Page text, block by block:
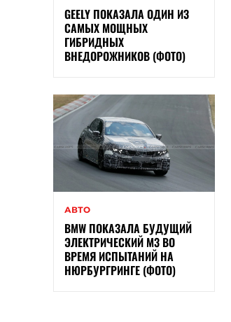
GEELY ПОКАЗАЛА ОДИН ИЗ
САМЫХ МОЩНЫХ
ГИБРИДНЫХ
ВНЕДОРОЖНИКОВ (ФОТО)
АВТО
BMW ПОКАЗАЛА БУДУЩИЙ
ЭЛЕКТРИЧЕСКИЙ M3 ВО
ВРЕМЯ ИСПЫТАНИЙ НА
НЮРБУРГРИНГЕ (ФОТО)